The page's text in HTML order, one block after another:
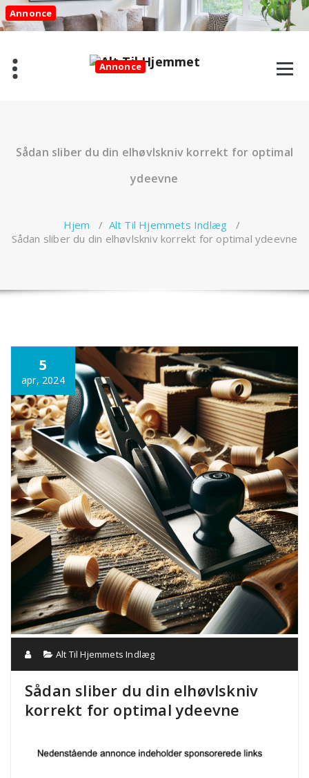
Videre
til
indhold
Annonce
Annonce
Sådan sliber du din elhøvlskniv korrekt for optimal
ydeevne
Hjem / Alt Til Hjemmets Indlæg /
Sådan sliber du din elhøvlskniv korrekt for optimal ydeevne
5
apr, 2024
Annonce
Alt Til Hjemmets Indlæg
Sådan sliber du din elhøvlskniv
korrekt for optimal ydeevne